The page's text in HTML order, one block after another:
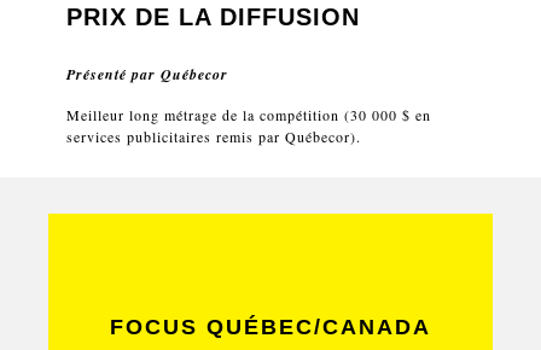
PRIX DE LA DIFFUSION
Présenté parQuébecor
Meilleur long métrage de la compétition (30 000 $ en
services publicitaires remis par Québecor).
FOCUS QUÉBEC/CANADA